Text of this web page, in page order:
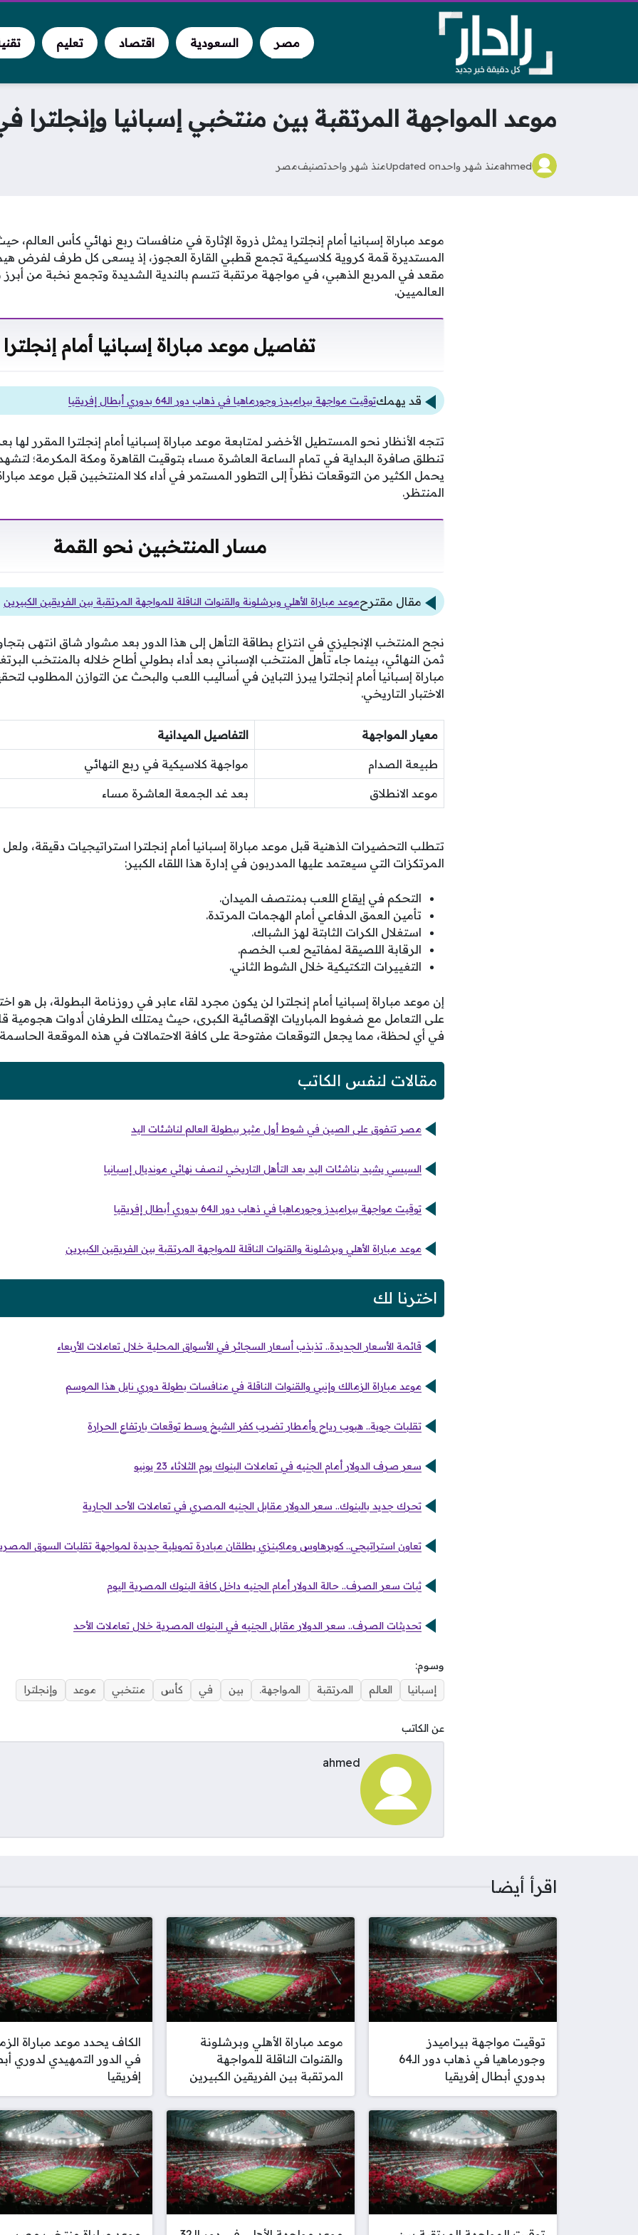
مصر السعودية اقتصاد تعليم
موعد المواجهة المرتقبة بين منتخبي إسبانيا وإنجلترا في
ahmedمنذ شهر واحدUpdated onمنذ شهر واحدتصنيفمصر
موعد مباراة إسبانيا أمام إنجلترا يمثل ذروة الإثارة في منافسات ربع نهائي كأس
المستديرة قمة كروية كلاسيكية تجمع قطبي القارة العجوز، إذ يسعى كل طرف لفرض
مقعد في المربع الذهبي، في مواجهة مرتقبة تتسم بالندية الشديدة وتجمع نخبة من أبرز
العالميين.
تفاصيل موعد مباراة إسبانيا أمام إنجلترا
قد يهمكتوقيت مواجهة بيراميدز وجورماهيا في ذهاب دور الـ64 بدوري أبطال إفريقيا
تتجه الأنظار نحو المستطيل الأخضر لمتابعة موعد مباراة إسبانيا أمام إنجلترا المقرر
تنطلق صافرة البداية في تمام الساعة العاشرة مساء بتوقيت القاهرة ومكة المكرمة؛
يحمل الكثير من التوقعات نظراً إلى التطور المستمر في أداء كلا المنتخبين قبل موعد مباراة
المنتظر.
مسار المنتخبين نحو القمة
مقال مقترحموعد مباراة الأهلي وبرشلونة والقنوات الناقلة للمواجهة المرتقبة بين الفريقين الكبيرين
نجح المنتخب الإنجليزي في انتزاع بطاقة التأهل إلى هذا الدور بعد مشوار شاق انتهى
ثمن النهائي، بينما جاء تأهل المنتخب الإسباني بعد أداء بطولي أطاح خلاله بالمنتخب
مباراة إسبانيا أمام إنجلترا يبرز التباين في أساليب اللعب والبحث عن التوازن المطلوب
الاختبار التاريخي.
معيار المواجهة التفاصيل الميدانية
طبيعة الصدام مواجهة كلاسيكية في ربع النهائي
موعد الانطلاق بعد غد الجمعة العاشرة مساء
تتطلب التحضيرات الذهنية قبل موعد مباراة إسبانيا أمام إنجلترا استراتيجيات دقيقة،
المرتكزات التي سيعتمد عليها المدربون في إدارة هذا اللقاء الكبير:
التحكم في إيقاع اللعب بمنتصف الميدان.
تأمين العمق الدفاعي أمام الهجمات المرتدة.
استغلال الكرات الثابتة لهز الشباك.
الرقابة اللصيقة لمفاتيح لعب الخصم.
التغييرات التكتيكية خلال الشوط الثاني.
إن موعد مباراة إسبانيا أمام إنجلترا لن يكون مجرد لقاء عابر في روزنامة البطولة، بل هو
على التعامل مع ضغوط المباريات الإقصائية الكبرى، حيث يمتلك الطرفان أدوات هجومية
في أي لحظة، مما يجعل التوقعات مفتوحة على كافة الاحتمالات في هذه الموقعة
مقالات لنفس الكاتب
مصر تتفوق على الصين في شوط أول مثير ببطولة العالم لناشئات اليد
السيسي يشيد بناشئات اليد بعد التأهل التاريخي لنصف نهائي مونديال إسبانيا
توقيت مواجهة بيراميدز وجورماهيا في ذهاب دور الـ64 بدوري أبطال إفريقيا
موعد مباراة الأهلي وبرشلونة والقنوات الناقلة للمواجهة المرتقبة بين الفريقين الكبيرين
اخترنا لك
قائمة الأسعار الجديدة.. تذبذب أسعار السجائر في الأسواق المحلية خلال تعاملات الأربعاء
موعد مباراة الزمالك وإنبي والقنوات الناقلة في منافسات بطولة دوري نايل هذا الموسم
تقلبات جوية.. هبوب رياح وأمطار تضرب كفر الشيخ وسط توقعات بارتفاع الحرارة
سعر صرف الدولار أمام الجنيه في تعاملات البنوك يوم الثلاثاء 23 يونيو
تحرك جديد بالبنوك.. سعر الدولار مقابل الجنيه المصري في تعاملات الأحد الجارية
تعاون استراتيجي.. كوبرهاوس وماكينزي يطلقان مبادرة تمويلية جديدة لمواجهة تقلبات السوق
ثبات سعر الصرف.. حالة الدولار أمام الجنيه داخل كافة البنوك المصرية اليوم
تحديثات الصرف.. سعر الدولار مقابل الجنيه في البنوك المصرية خلال تعاملات الأحد
وسوم:
إسبانيا
العالم المرتقبة المواجهة. بين في كأس منتخبي موعد وإنجلترا
عن الكاتب
ahmed
اقرأ أيضا
توقيت مواجهة بيراميدز
وجورماهيا في ذهاب دور الـ64
بدوري أبطال إفريقيا
موعد مباراة الأهلي وبرشلونة
والقنوات الناقلة للمواجهة
المرتقبة بين الفريقين الكبيرين
الكاف يحدد موعد مباراة
في الدور التمهيدي لدوري
إفريقيا